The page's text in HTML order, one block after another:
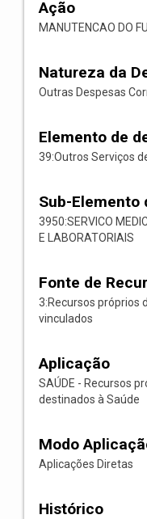
Ação
MANUTENCAO DO
Natureza da
Outras Despesas
Elemento de
39:Outros Serviços
Sub-Elemento
3950:SERVICO
E LABORATORIAIS
Fonte de
3:Recursos próprios
vinculados
Aplicação
SAÚDE - Recursos
destinados à Saúde
Modo
Aplicações Diretas
Histórico